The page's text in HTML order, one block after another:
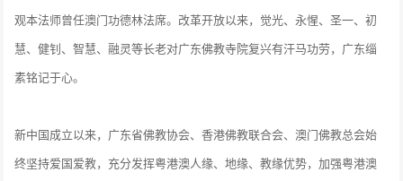
观本法师曾任澳门功德林法席。改革开放以来，觉光、永惺、圣一、初
慧、健钊、智慧、融灵等长老对广东佛教寺院复兴有汗马功劳，广东缁
素铭记于心。
新中国成立以来，广东省佛教协会、香港佛教联合会、澳门佛教总会始
终坚持爱国爱教，充分发挥粤港澳人缘、地缘、教缘优势，加强粤港澳